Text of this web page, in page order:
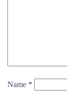
Name *